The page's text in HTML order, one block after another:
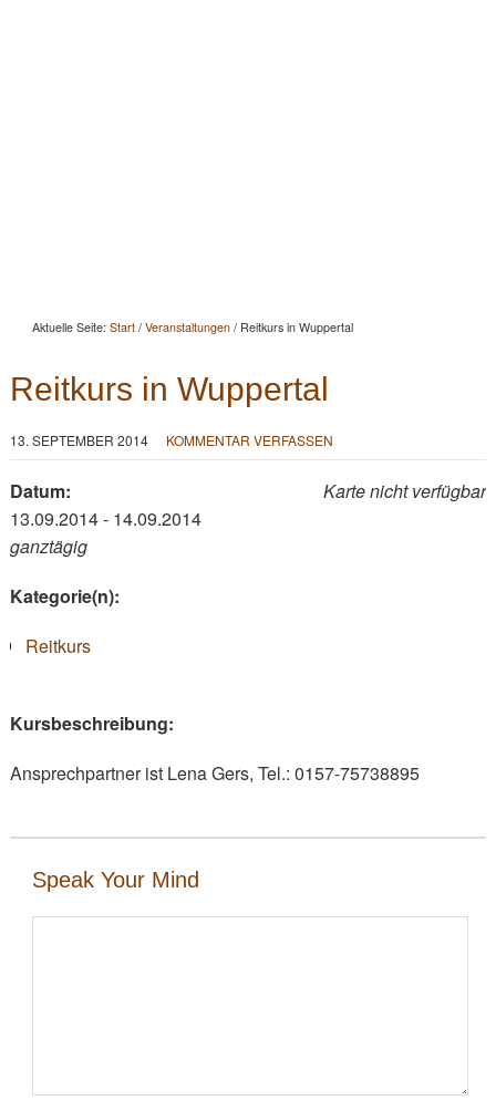
Aktuelle Seite: Start / Veranstaltungen /Reitkurs in Wuppertal
Reitkurs in Wuppertal
13. SEPTEMBER 2014 KOMMENTAR VERFASSEN
Karte nicht verfügbar
Datum:
13.09.2014 - 14.09.2014
ganztägig
Kategorie(n):
Reitkurs
Kursbeschreibung:
Ansprechpartner ist Lena Gers, Tel.: 0157-75738895
Speak Your Mind